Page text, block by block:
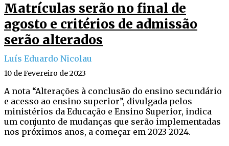
Matrículas serão no final de
agosto e critérios de admissão
serão alterados
Luís Eduardo Nicolau
10 de Fevereiro de 2023
A nota “Alterações à conclusão do ensino secundário
e acesso ao ensino superior”, divulgada pelos
ministérios da Educação e Ensino Superior, indica
um conjunto de mudanças que serão implementadas
nos próximos anos, a começar em 2023-2024.